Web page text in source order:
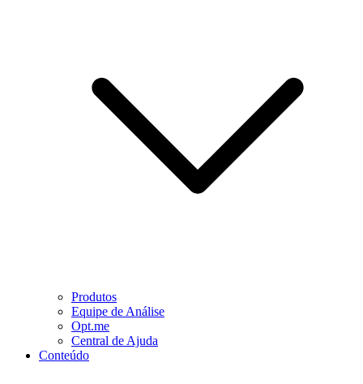
Produtos
Equipe de Análise
Opt.me
Central de Ajuda
Conteúdo